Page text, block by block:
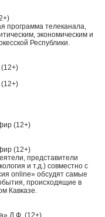
программа телеканала,
экономическим и
Республики.
(12+)
(12+)
(12+)
(12+)
представители
и т.д.) совместно с
online» обсудят самые
происходящие в
Кавказе.
Д.Ф. (12+)